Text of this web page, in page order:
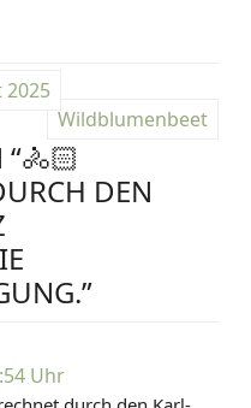
2025
Wildblumenbeet
🚴🏻
DEN
”
Uhr